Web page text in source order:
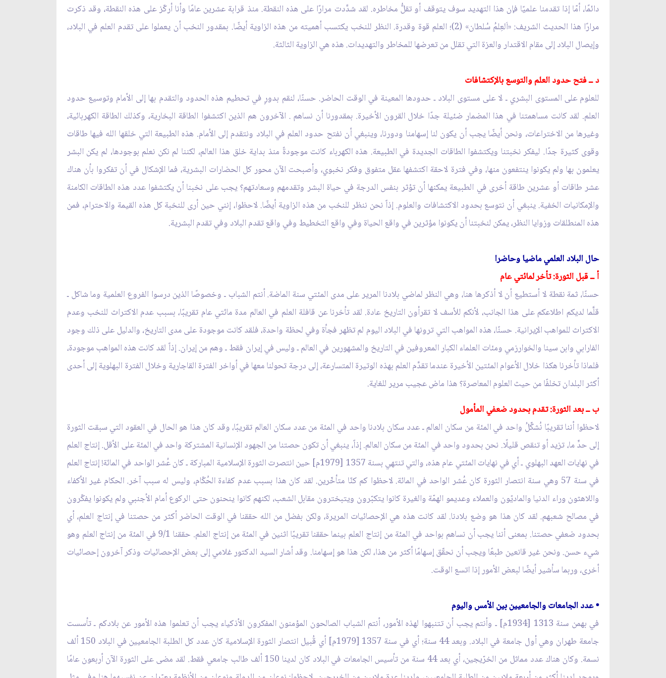
دائمًا، أمّا إذا تقدمنا علميًا فإن هذا التهديد سوف يتوقف أو تقلُّ مخاطره. لقد شدَّدت مرارًا على هذه النقطة. منذ قرابة عشرين عامًا وأنا أركّز على هذه النقطة، وقد ذكرت
مرارًا هذا الحديث الشريف: «اَلعِلمُ سُلطان» (2)؛ العلم قوة وقدرة. النظر للنخب يكتسب أهميته من هذه الزاوية أيضًا. بمقدور النخب أن يعملوا على تقدم العلم في البلاد،
وإيصال البلاد إلى مقام الاقتدار والعزة التي تقلل من تعرضها للمخاطر والتهديدات. هذه هي الزاوية الثالثة.
د ــ فتح حدود العلم والتوسع بالإكتشافات
للعلوم على المستوى البشري ـ لا على مستوى البلاد ـ حدودها المعينة في الوقت الحاضر. حسنًا، لنقم بدورٍ في تحطيم هذه الحدود والتقدم بها إلى الأمام وتوسيع حدود
العلم. لقد كانت مساهمتنا في هذا المضمار ضئيلة جدًا خلال القرون الأخيرة. بمقدورنا أن نساهم . الآخرون هم الذين اكتشفوا الطاقة البخارية، وكذلك الطاقة الكهربائية،
وغيرها من الاختراعات، ونحن أيضًا يجب أن يكون لنا إسهامنا ودورنا، وينبغي أن نفتح حدود العلم في البلاد ونتقدم إلى الأمام. هذه الطبيعة التي خلقها الله فيها طاقات
وقوى كثيرة جدًا. ليفكر نخبتنا ويكتشفوا الطاقات الجديدة في الطبيعة. هذه الكهرباء كانت موجودةً منذ بداية خلق هذا العالم، لكننا لم نكن نعلم بوجودها، لم يكن البشر
يعلمون بها ولم يكونوا ينتفعون منها، وفي فترة لاحقة اكتشفها عقل متفوق وفكر نخبوي، وأصبحت الآن محور كل الحضارات البشرية، فما الإشكال في أن تفكروا بأن هناك
عشر طاقات أو عشرين طاقة أخرى في الطبيعة يمكنها أن تؤثر بنفس الدرجة في حياة البشر وتقدمهم وسعادتهم؟ يجب على نخبنا أن يكتشفوا عدد هذه الطاقات الكامنة
والإمكانيات الخفية. ينبغي أن نتوسع بحدود الاكتشافات والعلوم. إذاً نحن ننظر للنخب من هذه الزاوية أيضًا. لاحظوا، إنني حين أرى للنخبة كل هذه القيمة والاحترام، فمن
هذه المنطلقات وزوايا النظر، يمكن لنخبتنا أن يكونوا مؤثرين في واقع الحياة وفي واقع التخطيط وفي واقع تقدم البلاد وفي تقدم البشرية.
حال البلاد العلمي ماضيا وحاضرا
أ ــ قبل الثورة: تأخر لمائتي عام
حسنًا، ثمة نقطة لا أستطيع أن لا أذكرها هنا، وهي النظر لماضي بلادنا المرير على مدى المئتي سنة الماضة. أنتم الشباب ـ وخصوصًا الذين درسوا الفروع العلمية وما شاكل ـ
قلَّما لديكم اطلاعكم على هذا الجانب، لأنكم للأسف لا تقرأون التاريخ عادة. لقد تأخرنا عن قافلة العلم في العالم مدة مائتي عام تقريبًا، بسبب عدم الاكتراث للنخب وعدم
الاكتراث للمواهب الإيرانية. حسنًا، هذه المواهب التي ترونها في البلاد اليوم لم تظهر فجأة وفي لحظة واحدة، فلقد كانت موجودة على مدى التاريخ، والدليل على ذلك وجود
الفارابي وابن سينا والخوارزمي ومئات العلماء الكبار المعروفين في التاريخ والمشهورين في العالم ـ وليس في إيران فقط ـ وهم من إيران. إذاً لقد كانت هذه المواهب موجودة،
فلماذا تأخرنا هكذا خلال الأعوام المئتين الأخيرة عندما تقدَّم العلم بهذه الوتيرة المتسارعة، إلى درجة تحولنا معها في أواخر الفترة القاجارية وخلال الفترة البهلوية إلى أحدى
أكثر البلدان تخلفًا من حيث العلوم المعاصرة؟ هذا ماض عجيب مرير للغاية.
ب ــ بعد الثورة: تقدم بحدود ضعفي المأمول
لاحظوا أننا تقريبًا نُشكِّلُ واحد في المئة من سكان العالم ـ عدد سكان بلادنا واحد في المئة من عدد سكان العالم تقريبًا، وقد كان هذا هو الحال في العقود التي سبقت الثورة
إلى حدٍّ ما، تزيد أو تنقص قليلًا. نحن بحدود واحد في المئة من سكان العالم. إذاً، ينبغي أن تكون حصتنا من الجهود الإنسانية المشتركة واحد في المئة على الأقل. إنتاج العلم
في نهايات العهد البهلوي ـ أي في نهايات المئتي عام هذه، والتي تنتهي بسنة 1357 [1979م] حين انتصرت الثورة الإسلامية المباركة ـ كان عُشر الواحد في المائة! إنتاج العلم
في سنة 57 وهي سنة انتصار الثورة كان عُشر الواحد في المائة. لاحظوا كم كنّا متأخّرين. لقد كان هذا بسبب عدم كفاءة الحُكّام، وليس له سبب آخر. الحكام غير الأكفاء
واللاهثون وراء الدنيا والماديّون والعملاء وعديمو الهمّة والغيرة كانوا يتكبّرون ويتبخترون مقابل الشعب، لكنهم كانوا ينحنون حتى الركوع أمام الأجنبي ولم يكونوا يفكّرون
في مصالح شعبهم. لقد كان هذا هو وضع بلادنا. لقد كانت هذه هي الإحصائيات المريرة، ولكن بفضل من الله حققنا في الوقت الحاضر أكثر من حصتنا في إنتاج العلم، أي
بحدود ضعفي حصتنا. بمعنى أننا يجب أن نساهم بواحد في المئة من إنتاج العلم بينما حققنا تقريبًا اثنين في المئة من إنتاج العلم. حققنا 9/1 في المئة من إنتاج العلم وهو
شيء حسن. ونحن غير قانعين طبعًا ويجب أن نحقّق إسهامًا أكثر من هذا، لكن هذا هو إسهامنا. وقد أشار السيد الدكتور غلامي إلى بعض الإحصائيات وذكر آخرون إحصائيات
أخرى، وربما سأشير أيضًا لبعض الأمور إذا اتسع الوقت.
• عدد الجامعات والجامعيين بين الأمس واليوم
في بهمن سنة 1313 [1934م] ـ وأنتم يجب أن تتنبهوا لهذه الأمور، أنتم الشباب الصالحون المؤمنون المفكرون الأذكياء يجب أن تعلموا هذه الأمور عن بلادكم ـ تأسست
جامعة طهران وهي أول جامعة في البلاد. وبعد 44 سنة؛ أي في سنة 1357 [1979م] أي قُبيل انتصار الثورة الإسلامية كان عدد كل الطلبة الجامعيين في البلاد 150 ألف
نسمة. وكان هناك عدد مماثل من الخرّيجين، أي بعد 44 سنة من تأسيس الجامعات في البلاد كان لدينا 150 ألف طالب جامعي فقط. لقد مضى على الثورة الآن أربعون عامًا